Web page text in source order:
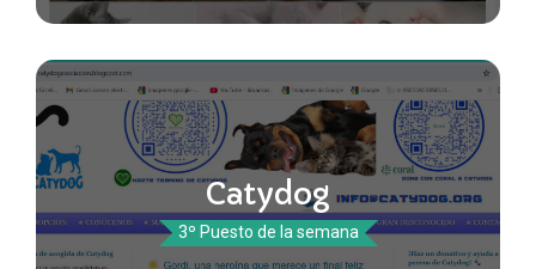
Catydog
3º Puesto de la semana